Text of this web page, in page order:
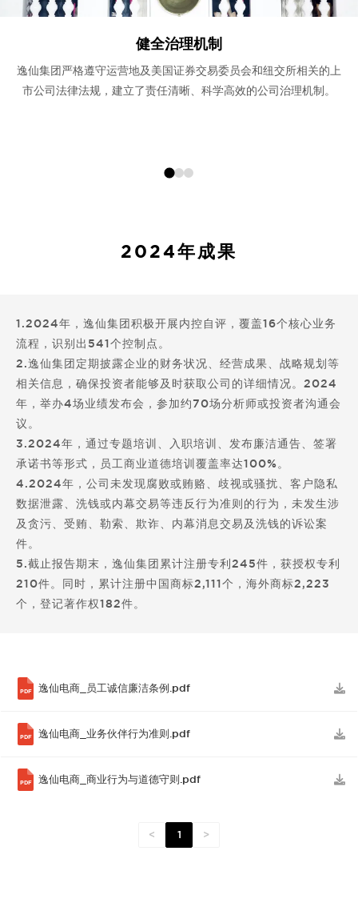
健全治理机制
逸仙集团严格遵守运营地及美国证券交易委员会和纽交所相关的上
市公司法律法规，建立了责任清晰、科学高效的公司治理机制。
2024年成果
1.2024年，逸仙集团积极开展内控自评，覆盖16个核心业务
流程，识别出541个控制点。
2.逸仙集团定期披露企业的财务状况、经营成果、战略规划等
相关信息，确保投资者能够及时获取公司的详细情况。2024
年，举办4场业绩发布会，参加约70场分析师或投资者沟通会
议。
3.2024年，通过专题培训、入职培训、发布廉洁通告、签署
承诺书等形式，员工商业道德培训覆盖率达100%。
4.2024年，公司未发现腐败或贿赂、歧视或骚扰、客户隐私
数据泄露、洗钱或内幕交易等违反行为准则的行为，未发生涉
及贪污、受贿、勒索、欺诈、内幕消息交易及洗钱的诉讼案
件。
5.截止报告期末，逸仙集团累计注册专利245件，获授权专利
210件。同时，累计注册中国商标2,111个，海外商标2,223
个，登记著作权182件。
PDF 逸仙电商_员工诚信廉洁条例.pdf
PDF 逸仙电商_业务伙伴行为准则.pdf
PDF 逸仙电商_商业行为与道德守则.pdf
< 1 >